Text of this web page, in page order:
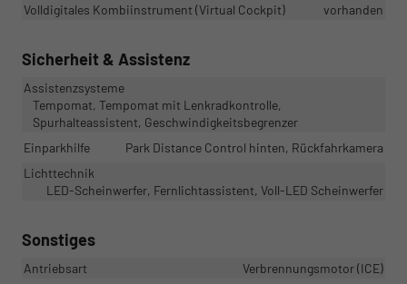
Volldigitales Kombiinstrument (Virtual Cockpit)
vorhanden
Sicherheit & Assistenz
Assistenzsysteme
Tempomat, Tempomat mit Lenkradkontrolle,
Spurhalteassistent, Geschwindigkeitsbegrenzer
Einparkhilfe
Park Distance Control hinten, Rückfahrkamera
Lichttechnik
LED-Scheinwerfer, Fernlichtassistent, Voll-LED Scheinwerfer
Sonstiges
Antriebsart
Verbrennungsmotor (ICE)